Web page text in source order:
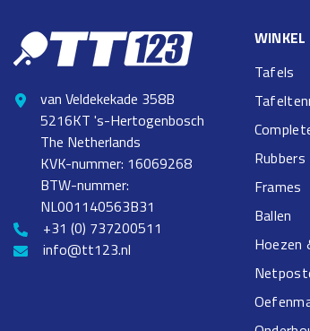
van Veldekekade 358B
5216KT 's-Hertogenbosch
The Netherlands
KVK-nummer: 16069268
BTW-nummer:
NL001140563B31
+31 (0) 737200511
info@tt123.nl
WINKEL
Tafels
Rubbers
Frames
Ballen